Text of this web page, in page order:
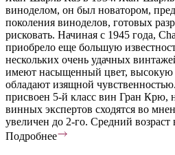
виноделом, он был новатором,
поколения виноделов, готовых
рисковать. Начиная с 1945 года,
приобрело еще большую
нескольких очень удачных
имеют насыщенный цвет, высокую
обладают изящной
присвоен 5-й класс вин Гран Крю,
винных экспертов сходятся во
увеличен до 2-го. Средний
Подробнее